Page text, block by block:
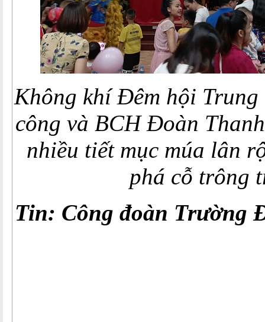
Không khí Đêm hội
công và BCH Đoàn
nhiều tiết mục múa lân
phá cỗ trông
Tin: Công đoàn Trường